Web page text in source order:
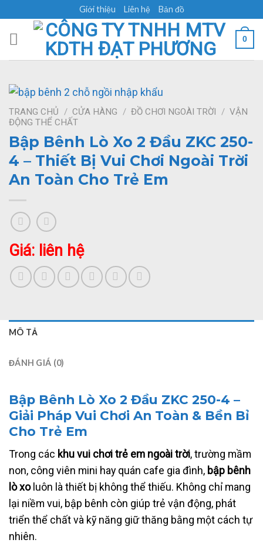
Giới thiệu Liên hệ Bản đồ
0
TRANG CHỦ / CỬA HÀNG / ĐỒ CHƠI NGOÀI TRỜI / VẬN
ĐỘNG THỂ CHẤT
Bập Bênh Lò Xo 2 Đầu ZKC 250-
4 – Thiết Bị Vui Chơi Ngoài Trời
An Toàn Cho Trẻ Em
Giá: liên hệ
MÔ TẢ
ĐÁNH GIÁ (0)
Bập Bênh Lò Xo 2 Đầu ZKC 250-4 –
Giải Pháp Vui Chơi An Toàn & Bền Bỉ
Cho Trẻ Em
Trong các khu vui chơi trẻ em ngoài trời, trường mầm
non, công viên mini hay quán cafe gia đình, bập bênh
lò xoluôn là thiết bị không thể thiếu. Không chỉ mang
lại niềm vui, bập bênh còn giúp trẻ vận động, phát
triển thể chất và kỹ năng giữ thăng bằng một cách tự
nhiên.